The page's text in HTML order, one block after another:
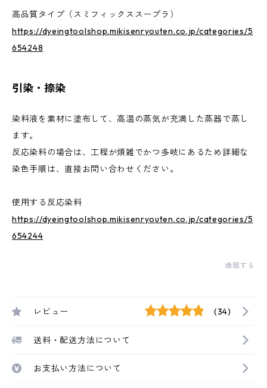
高品質タイプ（スミフィックススープラ）
https://dyeingtoolshop.mikisenryouten.co.jp/categories/5
654248
引染・捺染
染料液を素材に塗布して、高温の蒸気が充満した蒸器で蒸し
ます。
反応染料の場合は、工程が煩雑でかつ多岐にあるため詳細な
染色手順は、直接お問い合わせください。
使用する反応染料
https://dyeingtoolshop.mikisenryouten.co.jp/categories/5
654244
通報する
レビュー (34)
送料・配送方法について
お支払い方法について